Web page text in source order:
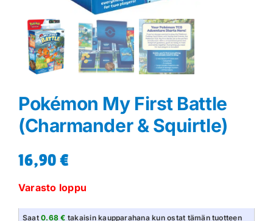
Pokémon My First Battle
(Charmander & Squirtle)
16,90€
Varasto loppu
Saat0.68 € takaisin kaupparahana kun ostat tämän tuotteen